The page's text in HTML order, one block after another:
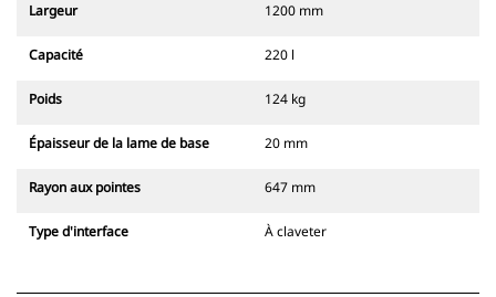
Largeur 1200 mm
Capacité 220 l
Poids 124 kg
Épaisseur de la lame de base 20 mm
Rayon aux pointes 647 mm
Type d'interface À claveter